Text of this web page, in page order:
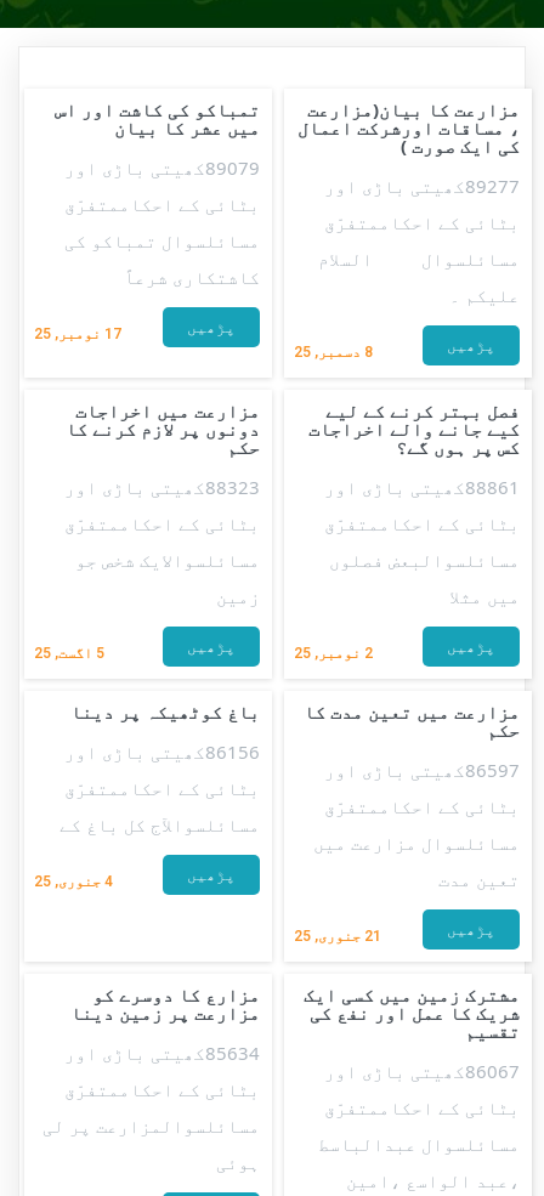
مزارعت کا بیان(مزارعت
، مساقات اورشرکت اعمال
کی ایک صورت )
8 دسمبر, 25
89277کھیتی باڑی اور
بٹائی کے احکاممتفرّق
مسائلسوال السلام
علیکم ۔
پڑھیں
تمباکو کی کاشت اور اس
میں عشر کا بیان
17 نومبر, 25
89079کھیتی باڑی اور
بٹائی کے احکاممتفرّق
مسائلسوال تمباکو کی
کاشتکاری شرعاً
پڑھیں
فصل بہتر کرنے کے لیے
کیے جانے والے اخراجات
کس پر ہوں گے؟
2 نومبر, 25
88861کھیتی باڑی اور
بٹائی کے احکاممتفرّق
مسائلسوالبعض فصلوں
میں مثلا
پڑھیں
مزارعت ميں اخراجات
دونوں پر لازم کرنے کا
حکم
5 اگست, 25
88323کھیتی باڑی اور
بٹائی کے احکاممتفرّق
مسائلسوالایک شخص جو
زمین
پڑھیں
مزارعت میں تعین مدت کا
حکم
21 جنوری, 25
86597کھیتی باڑی اور
بٹائی کے احکاممتفرّق
مسائلسوال مزارعت میں
تعین مدت
پڑھیں
باغ کوٹھیکہ پر دینا
4 جنوری, 25
86156کھیتی باڑی اور
بٹائی کے احکاممتفرّق
مسائلسوالآج کل باغ کے
پڑھیں
مشترک زمین میں کسی ایک
شریک کا عمل اور نفع کی
تقسیم
86067کھیتی باڑی اور
بٹائی کے احکاممتفرّق
مسائلسوال عبدالباسط
،عبد الواسع ،امین
مزارع کا دوسرے کو
مزارعت پر زمین دینا
85634کھیتی باڑی اور
بٹائی کے احکاممتفرّق
مسائلسوالمزارعت پر لی
ہوئی